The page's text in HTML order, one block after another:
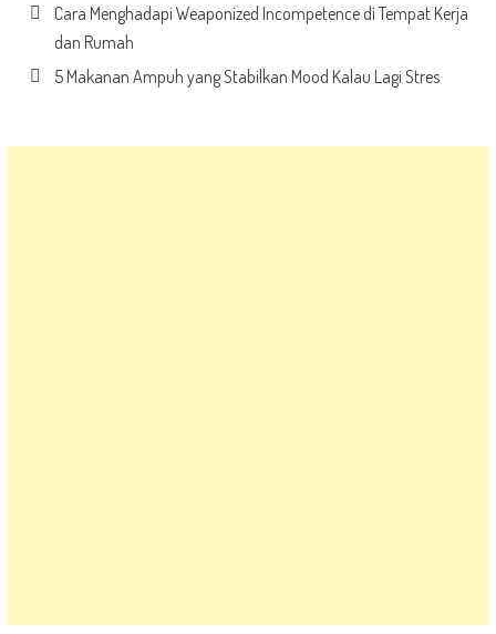
Cara Menghadapi Weaponized Incompetence di Tempat Kerja
dan Rumah
5 Makanan Ampuh yang Stabilkan Mood Kalau Lagi Stres